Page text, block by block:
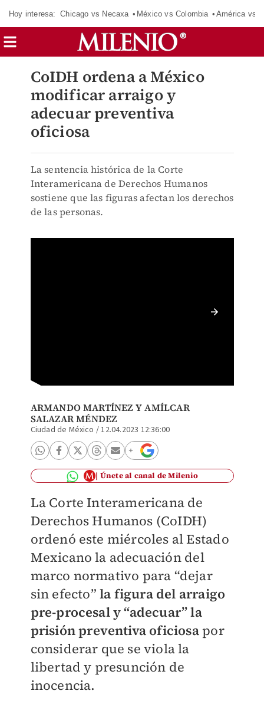
Hoy interesa: Chicago vs Necaxa México vs Colombia América vs
CoIDH ordena a México
modificar arraigo y
adecuar preventiva
oficiosa
La sentencia histórica de la Corte
Interamericana de Derechos Humanos
sostiene que las figuras afectan los derechos
de las personas.
ARMANDO MARTÍNEZ YAMÍLCAR
SALAZAR MÉNDEZ
Ciudad de México /12.04.2023 12:36:00
Únete al canal de Milenio
La Corte Interamericana de
Derechos Humanos (CoIDH)
ordenó este miércoles al Estado
Mexicano la adecuación del
marco normativo para “dejar
sin efecto” la figura del arraigo
pre-procesal y “adecuar” la
prisión preventiva oficiosa por
considerar que se viola la
libertad y presunción de
inocencia.